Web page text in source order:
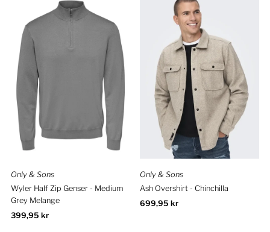
Only & Sons
Wyler Half Zip Genser - Medium
Grey Melange
Ordinær
399,95 kr
Only & Sons
Ash Overshirt - Chinchilla
Ordinær
699,95 kr